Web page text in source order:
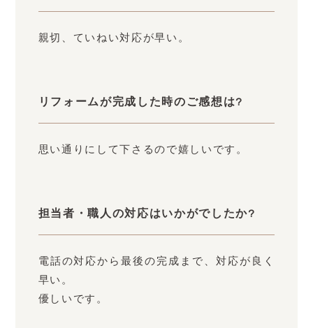
親切、ていねい対応が早い。
リフォームが完成した時のご感想は?
思い通りにして下さるので嬉しいです。
担当者・職人の対応はいかがでしたか?
電話の対応から最後の完成まで、対応が良く
早い。
優しいです。